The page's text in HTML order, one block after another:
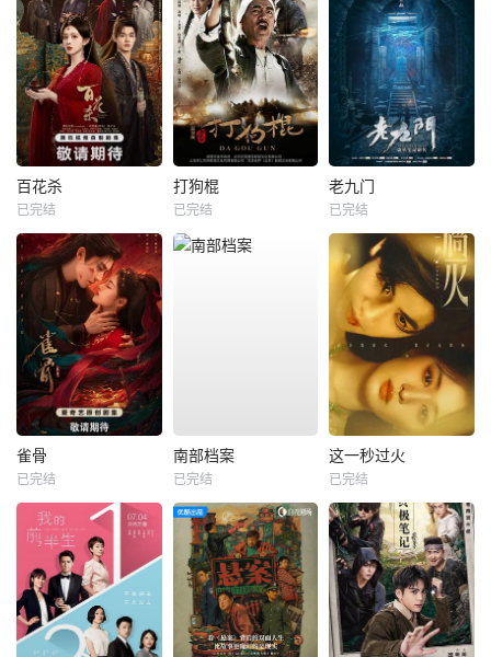
百花杀
已完结
打狗棍
已完结
老九门
已完结
雀骨
已完结
南部档案
已完结
这一秒过火
已完结